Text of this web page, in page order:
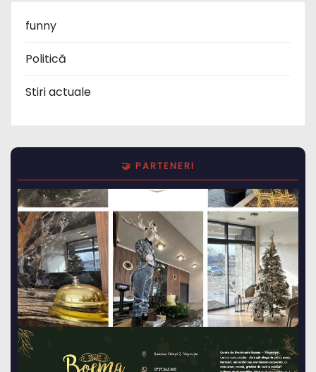
funny
Politică
Stiri actuale
🤝 PARTENERI